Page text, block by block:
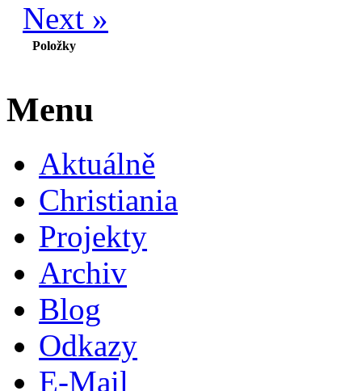
Next »
Položky
Menu
Aktuálně
Christiania
Projekty
Archiv
Blog
Odkazy
E-Mail